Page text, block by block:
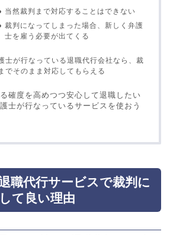
当然裁判まで対応することはできない
裁判になってしまった場合、新しく弁護
士を雇う必要が出てくる
士が行なっている退職代行会社なら、裁
でそのまま対応してもらえる
確度を高めつつ安心して退職したい
士が行なっているサービスを使おう
職代行サービスで裁判に
て良い理由